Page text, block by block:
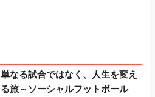
単なる試合ではなく、人生を変え
る旅～ソーシャルフットボール